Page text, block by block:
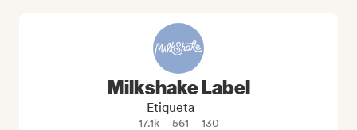
Milkshake Label
Etiqueta
17.1k 561 130